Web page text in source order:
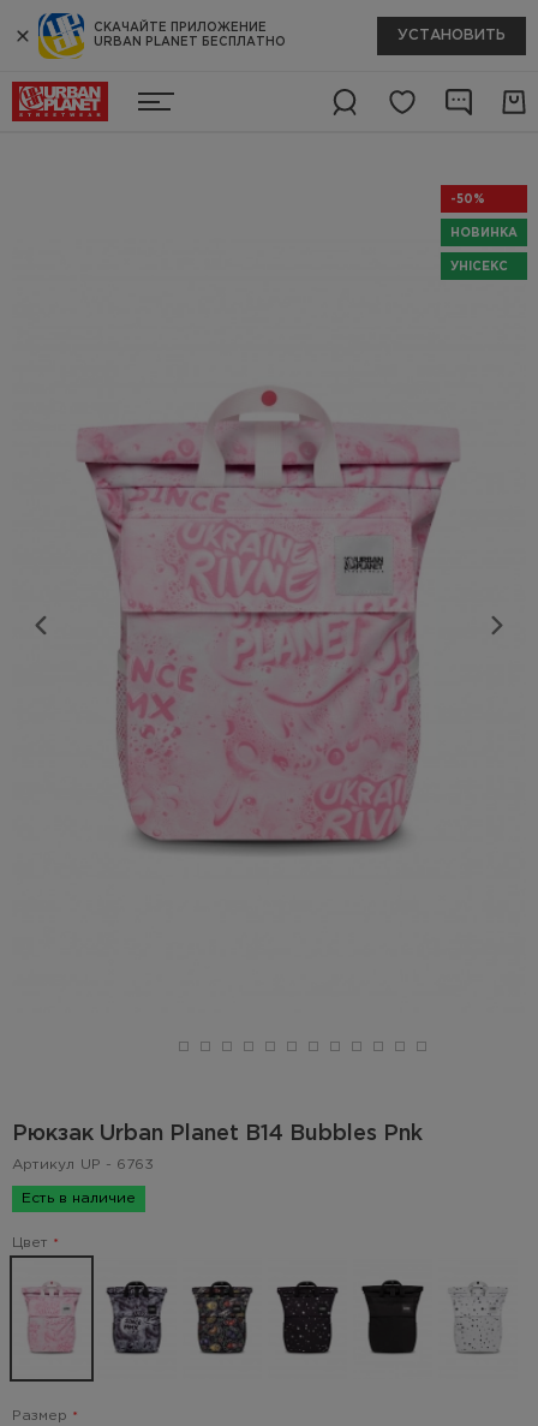
СКАЧАЙТЕ ПРИЛОЖЕНИЕ
URBAN PLANET БЕСПЛАТНО
УСТАНОВИТЬ
-50%
НОВИНКА
УНІСЕКС
Рюкзак Urban Planet B14 Bubbles Pnk
Артикул UP - 6763
Есть в наличие
Цвет
Размер